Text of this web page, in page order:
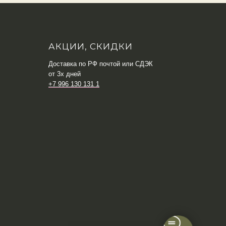
АКЦИИ, СКИДКИ
Доставка по РФ почтой или СДЭК
от 3х дней
+7 996 130 131 1